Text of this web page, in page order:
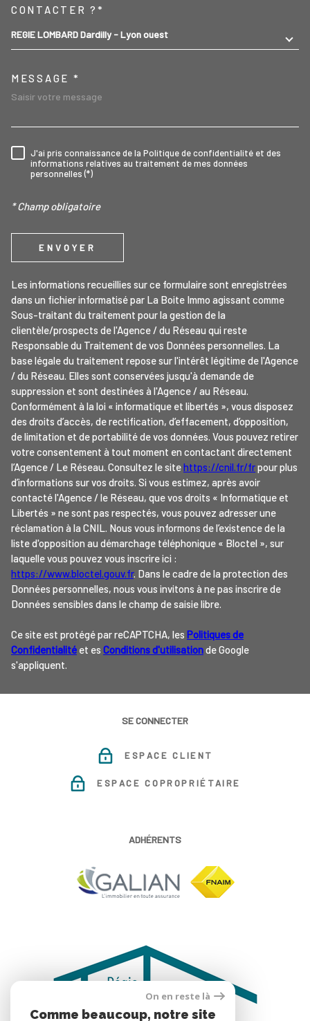
CONTACTER ?*
REGIE LOMBARD Dardilly - Lyon ouest
MESSAGE *
RÈGLEMENTATION
J'ai pris connaissance de la Politique de confidentialité et des
informations relatives au traitement de mes données
personnelles (*)
* Champ obligatoire
ENVOYER
Les informations recueillies sur ce formulaire sont enregistrées
dans un fichier informatisé par La Boite Immo agissant comme
Sous-traitant du traitement pour la gestion de la
clientèle/prospects de l'Agence / du Réseau qui reste
Responsable du Traitement de vos Données personnelles. La
base légale du traitement repose sur l'intérêt légitime de l'Agence
/ du Réseau. Elles sont conservées jusqu'à demande de
suppression et sont destinées à l'Agence / au Réseau.
Conformément à la loi « informatique et libertés », vous disposez
des droits d’accès, de rectification, d’effacement, d’opposition,
de limitation et de portabilité de vos données. Vous pouvez retirer
votre consentement à tout moment en contactant directement
l’Agence / Le Réseau. Consultez le sitehttps://cnil.fr/frpour plus
d’informations sur vos droits. Si vous estimez, après avoir
contacté l'Agence / le Réseau, que vos droits « Informatique et
Libertés » ne sont pas respectés, vous pouvez adresser une
réclamation à la CNIL. Nous vous informons de l’existence de la
liste d'opposition au démarchage téléphonique « Bloctel », sur
laquelle vous pouvez vous inscrire ici :
https://www.bloctel.gouv.fr. Dans le cadre de la protection des
Données personnelles, nous vous invitons à ne pas inscrire de
Données sensibles dans le champ de saisie libre.
Ce site est protégé par reCAPTCHA, les Politiques de
Confidentialité et es Conditions d'utilisationde Google
s'appliquent.
SE CONNECTER
ESPACE CLIENT
ESPACE COPROPRIÉTAIRE
ADHÉRENTS
On en reste là
Comme beaucoup, notre site